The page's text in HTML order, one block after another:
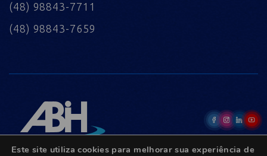
(48) 98843-7711
(48) 98843-7659
Este site utiliza cookies para melhorar sua experiência de